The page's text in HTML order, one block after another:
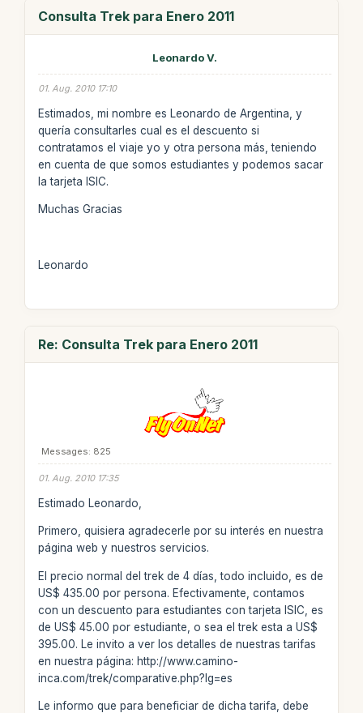
Consulta Trek para Enero 2011
Leonardo V.
01. Aug. 2010 17:10
Estimados, mi nombre es Leonardo de Argentina, y
quería consultarles cual es el descuento si
contratamos el viaje yo y otra persona más, teniendo
en cuenta de que somos estudiantes y podemos sacar
la tarjeta ISIC.
Muchas Gracias
Leonardo
Re: Consulta Trek para Enero 2011
Messages: 825
01. Aug. 2010 17:35
Estimado Leonardo,
Primero, quisiera agradecerle por su interés en nuestra
página web y nuestros servicios.
El precio normal del trek de 4 días, todo incluido, es de
US$ 435.00 por persona. Efectivamente, contamos
con un descuento para estudiantes con tarjeta ISIC, es
de US$ 45.00 por estudiante, o sea el trek esta a US$
395.00. Le invito a ver los detalles de nuestras tarifas
en nuestra página: http://www.camino-
inca.com/trek/comparative.php?lg=es
Le informo que para beneficiar de dicha tarifa, debe